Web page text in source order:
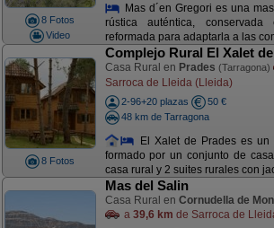
8 Fotos
Video
Mas d´en Gregori es una
rústica auténtica,
reformada para adaptarla a las
8 Fotos
Complejo Rural El Xalet
Casa Rural en Prades (Tarragona)
Sarroca de Lleida (Lleida)
2-96+20 plazas
50 €
48 km de Tarragona
El Xalet de Prades es un
formado por un conjunto de
casa rural y 2 suites rurales con
Mas del Salin
Casa Rural en Cornudella de
a 39,6 km de Sarroca de